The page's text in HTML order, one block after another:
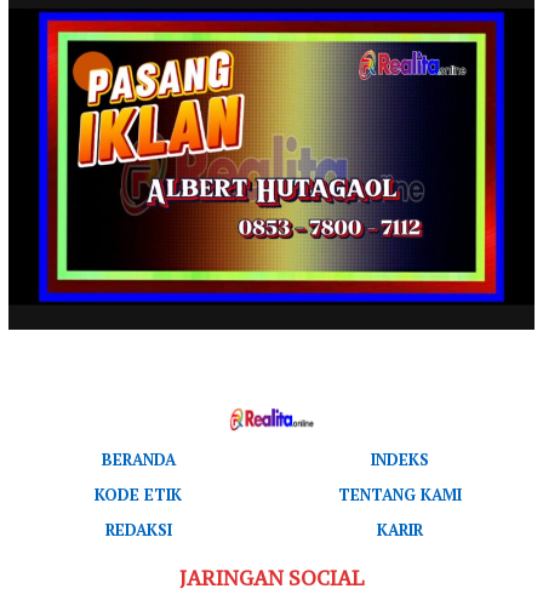
BERANDA
INDEKS
KODE ETIK
TENTANG KAMI
REDAKSI
KARIR
JARINGAN SOCIAL